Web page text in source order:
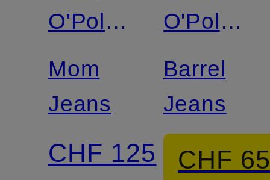
O'Polo
DENIM
Mom
Jeans
CHF 125
O'Polo
DENIM
Barrel
Jeans
CHF